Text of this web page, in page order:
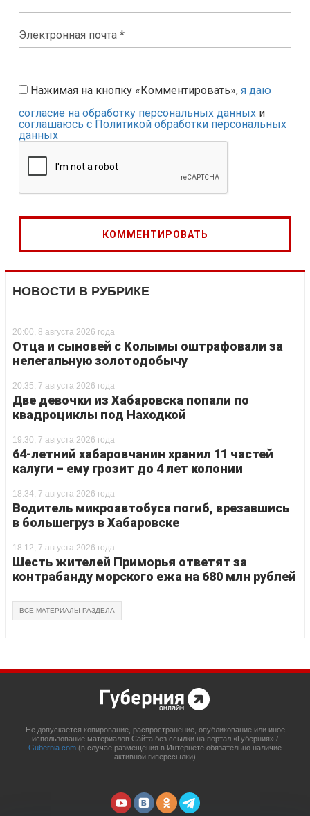
Электронная почта *
Нажимая на кнопку «Комментировать», я даю
согласие на обработку персональных данных и
соглашаюсь с Политикой обработки персональных
данных
НОВОСТИ В РУБРИКЕ
20:00, 8 августа 2026 года
Отца и сыновей с Колымы оштрафовали за
нелегальную золотодобычу
20:35, 7 августа 2026 года
Две девочки из Хабаровска попали по
квадроциклы под Находкой
19:30, 7 августа 2026 года
64-летний хабаровчанин хранил 11 частей
калуги – ему грозит до 4 лет колонии
18:34, 7 августа 2026 года
Водитель микроавтобуса погиб, врезавшись
в большегруз в Хабаровске
18:12, 7 августа 2026 года
Шесть жителей Приморья ответят за
контрабанду морского ежа на 680 млн рублей
ВСЕ МАТЕРИАЛЫ РАЗДЕЛА
Не допускается копирование, распространение, опубликование или иное
использование материалов Сайта без ссылки на портал «Губерния» /
Gubernia.com (в случае размещения в Интернете обязательно наличие
активной гиперссылки)